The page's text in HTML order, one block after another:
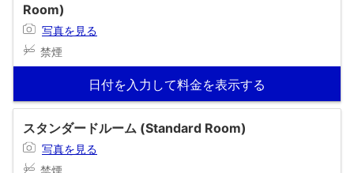
Room)
写真を見る
禁煙
日付を入力して料金を表示する
スタンダードルーム (Standard Room)
写真を見る